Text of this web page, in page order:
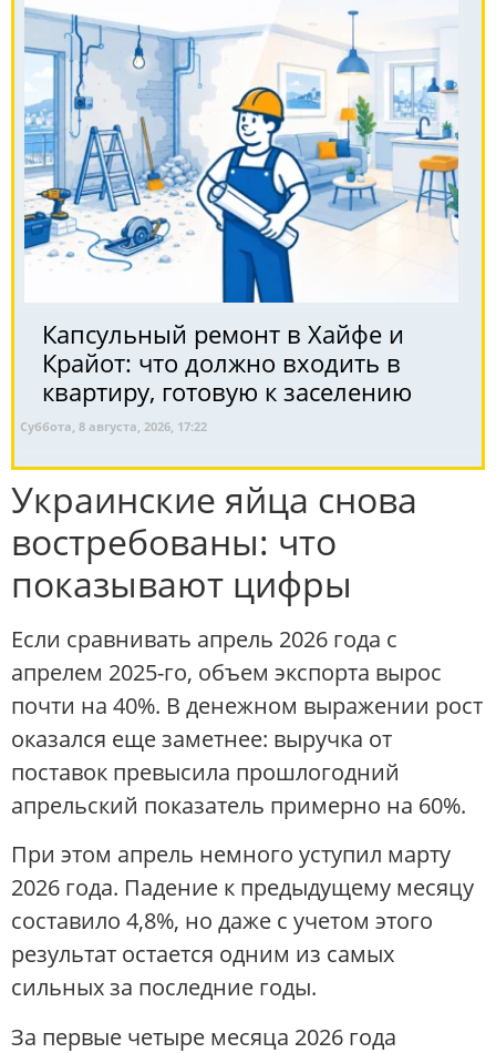
Капсульный ремонт в Хайфе и
Крайот: что должно входить в
квартиру, готовую к заселению
Суббота, 8 августа, 2026, 17:22
Украинские яйца снова
востребованы: что
показывают цифры
Если сравнивать апрель 2026 года с
апрелем 2025-го, объем экспорта вырос
почти на 40%. В денежном выражении рост
оказался еще заметнее: выручка от
поставок превысила прошлогодний
апрельский показатель примерно на 60%.
При этом апрель немного уступил марту
2026 года. Падение к предыдущему месяцу
составило 4,8%, но даже с учетом этого
результат остается одним из самых
сильных за последние годы.
За первые четыре месяца 2026 года